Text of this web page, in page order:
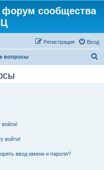
сообщества
Вход
Регистрация
вопросы
войти!
войти!
ввод имени и пароля?